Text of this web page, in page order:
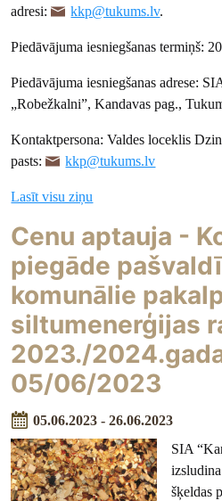
adresi:
kkp@tukums.lv.
Piedāvājuma iesniegšanas termiņš:
Piedāvājuma iesniegšanas adrese:
„Robežkalni”, Kandavas pag.,
Kontaktpersona: Valdes loceklis
pasts:
kkp@tukums.lv
Lasīt visu ziņu
Cenu aptauja -
piegāde
komunālie
siltumenerģijas
2023./
05/06/2023
05.06.2023 - 26.06.2023
SIA
šķeldas